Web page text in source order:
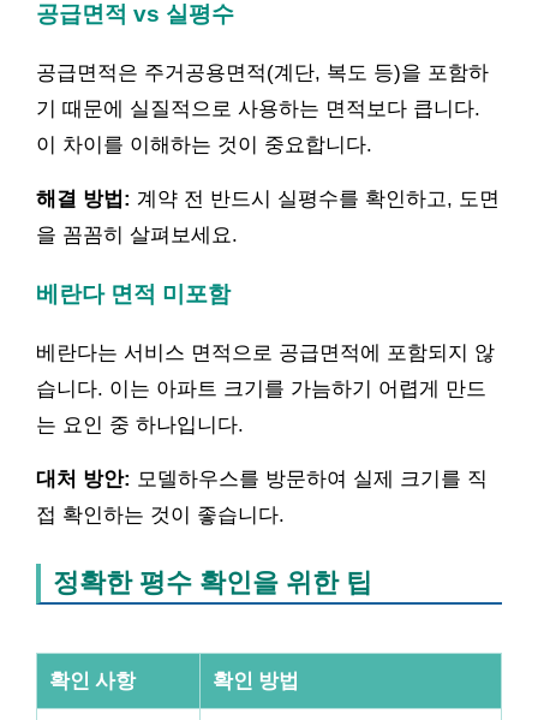
공급면적 vs 실평수
공급면적은 주거공용면적(계단, 복도 등)을 포함하
기 때문에 실질적으로 사용하는 면적보다 큽니다.
이 차이를 이해하는 것이 중요합니다.
해결 방법: 계약 전 반드시 실평수를 확인하고, 도면
을 꼼꼼히 살펴보세요.
베란다 면적 미포함
베란다는 서비스 면적으로 공급면적에 포함되지 않
습니다. 이는 아파트 크기를 가늠하기 어렵게 만드
는 요인 중 하나입니다.
대처 방안: 모델하우스를 방문하여 실제 크기를 직
접 확인하는 것이 좋습니다.
정확한 평수 확인을 위한 팁
확인 사항 확인 방법